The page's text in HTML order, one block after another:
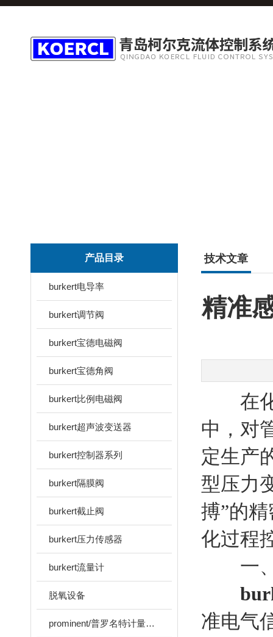
产品目录
burkert电导率
burkert调节阀
burkert宝德电磁阀
burkert宝德角阀
burkert比例电磁阀
burkert超声波变送器
burkert控制器系列
burkert隔膜阀
burkert截止阀
burkert压力传感器
burkert流量计
脱氧设备
prominent/普罗名特计量泵系列
技术文章
精准
在化
中，对
定生产
型压力
搏”的
化过程
一、
准电气